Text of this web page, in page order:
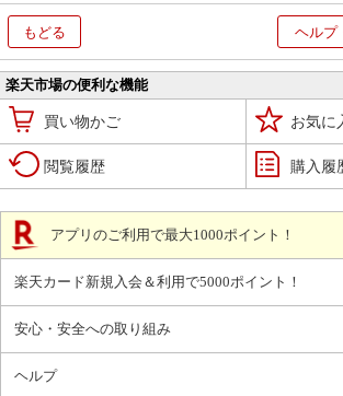
もどる ヘルプ
楽天市場の便利な機能
買い物かご お気に
閲覧履歴 購入履
アプリのご利用で最大1000ポイント！
楽天カード新規入会＆利用で5000ポイント！
安心・安全への取り組み
ヘルプ